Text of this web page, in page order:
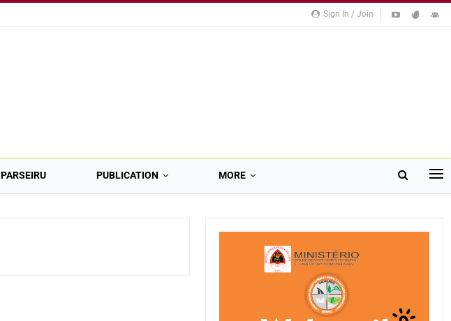
Sign In / Join
PARSEIRU PUBLICATION MORE